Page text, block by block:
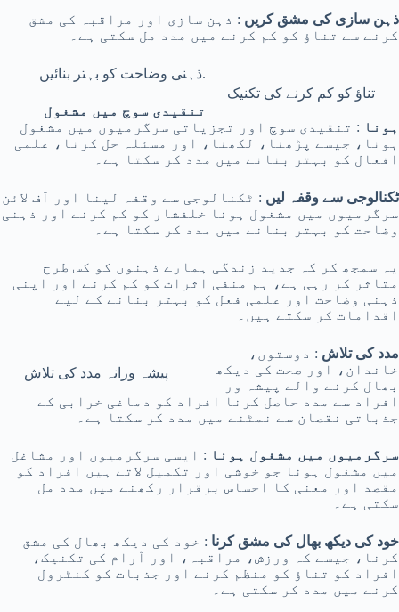
ذہن سازی کی مشق کریں : ذہن سازی اور مراقبہ کی مشق
کرنے سے تناؤ کو کم کرنے میں مدد مل سکتی ہے۔
تناؤ کو کم کرنے کی تکنیک
ذہنی وضاحت کو بہتر بنائیں.
تنقیدی سوچ میں مشغول
ہونا : تنقیدی سوچ اور تجزیاتی سرگرمیوں میں مشغول
ہونا، جیسے پڑھنا، لکھنا، اور مسئلہ حل کرنا، علمی
افعال کو بہتر بنانے میں مدد کر سکتا ہے۔
ٹکنالوجی سے وقفہ لیں : ٹکنالوجی سے وقفہ لینا اور آف لائن
سرگرمیوں میں مشغول ہونا خلفشار کو کم کرنے اور ذہنی
وضاحت کو بہتر بنانے میں مدد کر سکتا ہے۔
یہ سمجھ کر کہ جدید زندگی ہمارے ذہنوں کو کس طرح
متاثر کر رہی ہے، ہم منفی اثرات کو کم کرنے اور اپنی
ذہنی وضاحت اور علمی فعل کو بہتر بنانے کے لیے
اقدامات کر سکتے ہیں۔
پیشہ ورانہ مدد کی تلاش
مدد کی تلاش : دوستوں،
خاندان، اور صحت کی دیکھ
بھال کرنے والے پیشہ ور
افراد سے مدد حاصل کرنا افراد کو دماغی خرابی کے
جذباتی نقصان سے نمٹنے میں مدد کر سکتا ہے۔
سرگرمیوں میں مشغول ہونا : ایسی سرگرمیوں اور مشاغل
میں مشغول ہونا جو خوشی اور تکمیل لاتے ہیں افراد کو
مقصد اور معنی کا احساس برقرار رکھنے میں مدد مل
سکتی ہے۔
خود کی دیکھ بھال کی مشق کرنا : خود کی دیکھ بھال کی مشق
کرنا، جیسے کہ ورزش، مراقبہ، اور آرام کی تکنیک،
افراد کو تناؤ کو منظم کرنے اور جذبات کو کنٹرول
کرنے میں مدد کر سکتی ہے۔